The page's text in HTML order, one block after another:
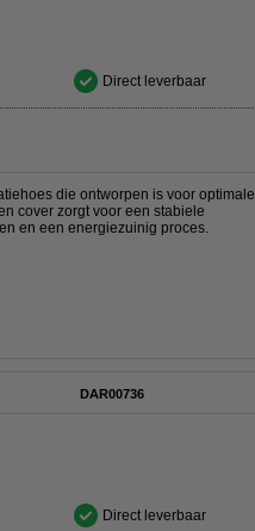
Direct leverbaar
die ontworpen is voor optimale
cover zorgt voor een stabiele
en een energiezuinig proces.
DAR00736
Direct leverbaar